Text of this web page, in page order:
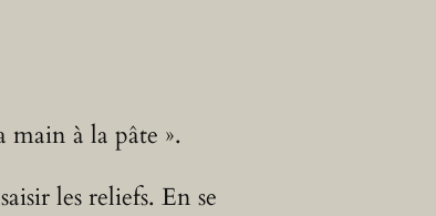
main à la pâte ».
les reliefs. En se